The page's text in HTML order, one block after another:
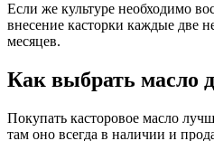
Если же культуре необходимо
внесение касторки каждые две
месяцев.
Как выбрать масло
Покупать касторовое масло
там оно всегда в наличии и